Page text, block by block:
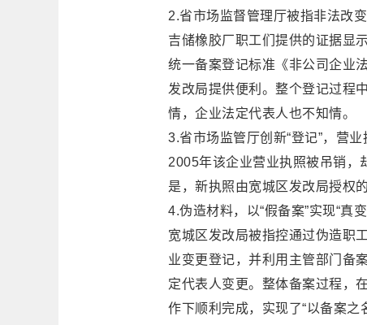
2.省市场监督管理厅被指非法改
吉储橡胶厂职工们提供的证据显
统一备案登记标准《非公司企业
发改局提供便利。整个登记过程
情，企业法定代表人也不知情。
3.省市场监管厅创新“登记”，营业
2005年该企业营业执照被吊销，
是，新执照由宽城区发改局授权
4.伪造材料，以“假备案”实现“真
宽城区发改局被指控通过伪造职
业变更登记，并利用主管部门备
定代表人变更。整体备案过程，
作下顺利完成，实现了“以备案之